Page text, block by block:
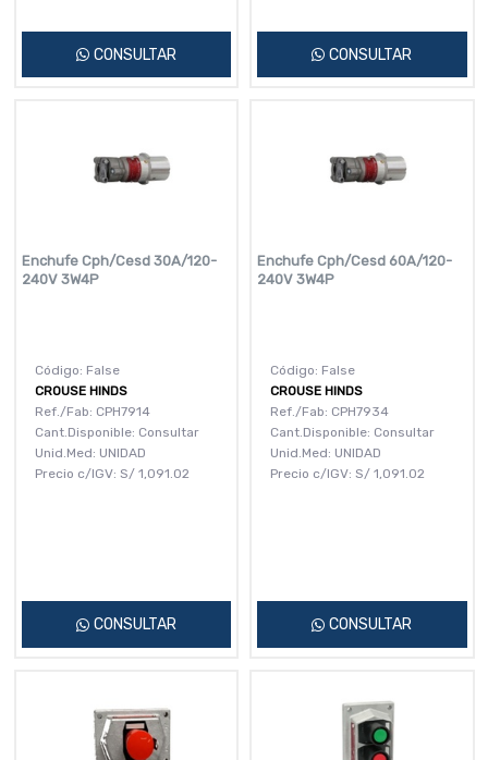
CONSULTAR CONSULTAR
Enchufe Cph/Cesd 30A/120-
240V 3W4P
Código: False
CROUSE HINDS
Ref./Fab: CPH7914
Cant.Disponible: Consultar
Unid.Med: UNIDAD
Precio c/IGV: S/ 1,091.02
CONSULTAR
Enchufe Cph/Cesd 60A/120-
240V 3W4P
Código: False
CROUSE HINDS
Ref./Fab: CPH7934
Cant.Disponible: Consultar
Unid.Med: UNIDAD
Precio c/IGV: S/ 1,091.02
CONSULTAR